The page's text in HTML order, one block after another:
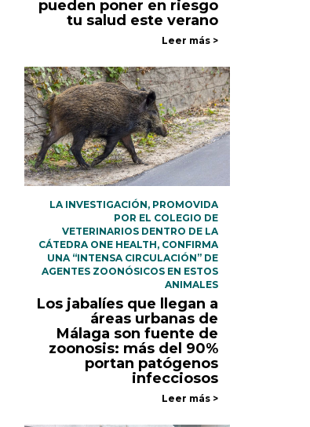
pueden poner en riesgo
tu salud este verano
Leer más >
LA INVESTIGACIÓN, PROMOVIDA
POR EL COLEGIO DE
VETERINARIOS DENTRO DE LA
CÁTEDRA ONE HEALTH, CONFIRMA
UNA “INTENSA CIRCULACIÓN” DE
AGENTES ZOONÓSICOS EN ESTOS
ANIMALES
Los jabalíes que llegan a
áreas urbanas de
Málaga son fuente de
zoonosis: más del 90%
portan patógenos
infecciosos
Leer más >